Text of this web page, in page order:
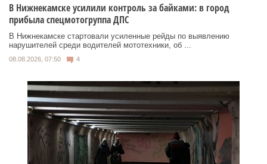
В Нижнекамске усилили контроль за байками: в город
прибыла спецмотогруппа ДПС
В Нижнекамске стартовали усиленные рейды по выявлению
нарушителей среди водителей мототехники, об ...
08.08.2026, 07:50 4